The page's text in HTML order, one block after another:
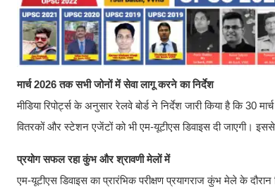
मार्च 2026 तक सभी जोनों में सेवा लागू करने का निर्देश
मीडिया रिपोर्ट्स के अनुसार रेलवे बोर्ड ने निर्देश जारी किया है कि
वितरकों और स्टेशन एजेंटों को भी एम-यूटीएस डिवाइस दी जाएगी।
प्रयोग सफल रहा कुंभ और श्रावणी मेलों में
एम-यूटीएस डिवाइस का प्रारंभिक परीक्षण प्रयागराज कुंभ मेले के